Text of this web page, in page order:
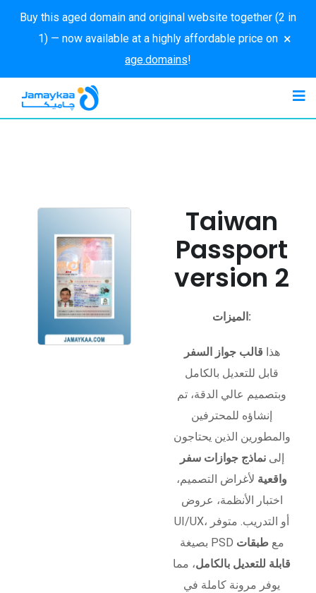
Buy this aged domain and original website together (2 in
1) — now available at a highly affordable price on
age.domains!
×
Taiwan
Passport
version 2
الميزات:
هذا قالب جواز السفر
قابل للتعديل بالكامل
وبتصميم عالي الدقة، تم
إنشاؤه للمحترفين
والمطورين الذين يحتاجون
إلىنماذج جوازات سفر
واقعية لأغراض التصميم،
اختبار الأنظمة، عروض
UI/UX، أو التدريب. متوفر
بصيغة PSD معطبقات
قابلة للتعديل بالكامل، مما
يوفر مرونة كاملة في